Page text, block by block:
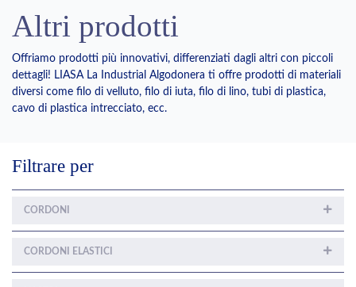
Altri prodotti
Offriamo prodotti più innovativi, differenziati dagli altri con piccoli
dettagli! LIASA La Industrial Algodonera ti offre prodotti di materiali
diversi come filo di velluto, filo di iuta, filo di lino, tubi di plastica,
cavo di plastica intrecciato, ecc.
Filtrare per
CORDONI
CORDONI ELASTICI